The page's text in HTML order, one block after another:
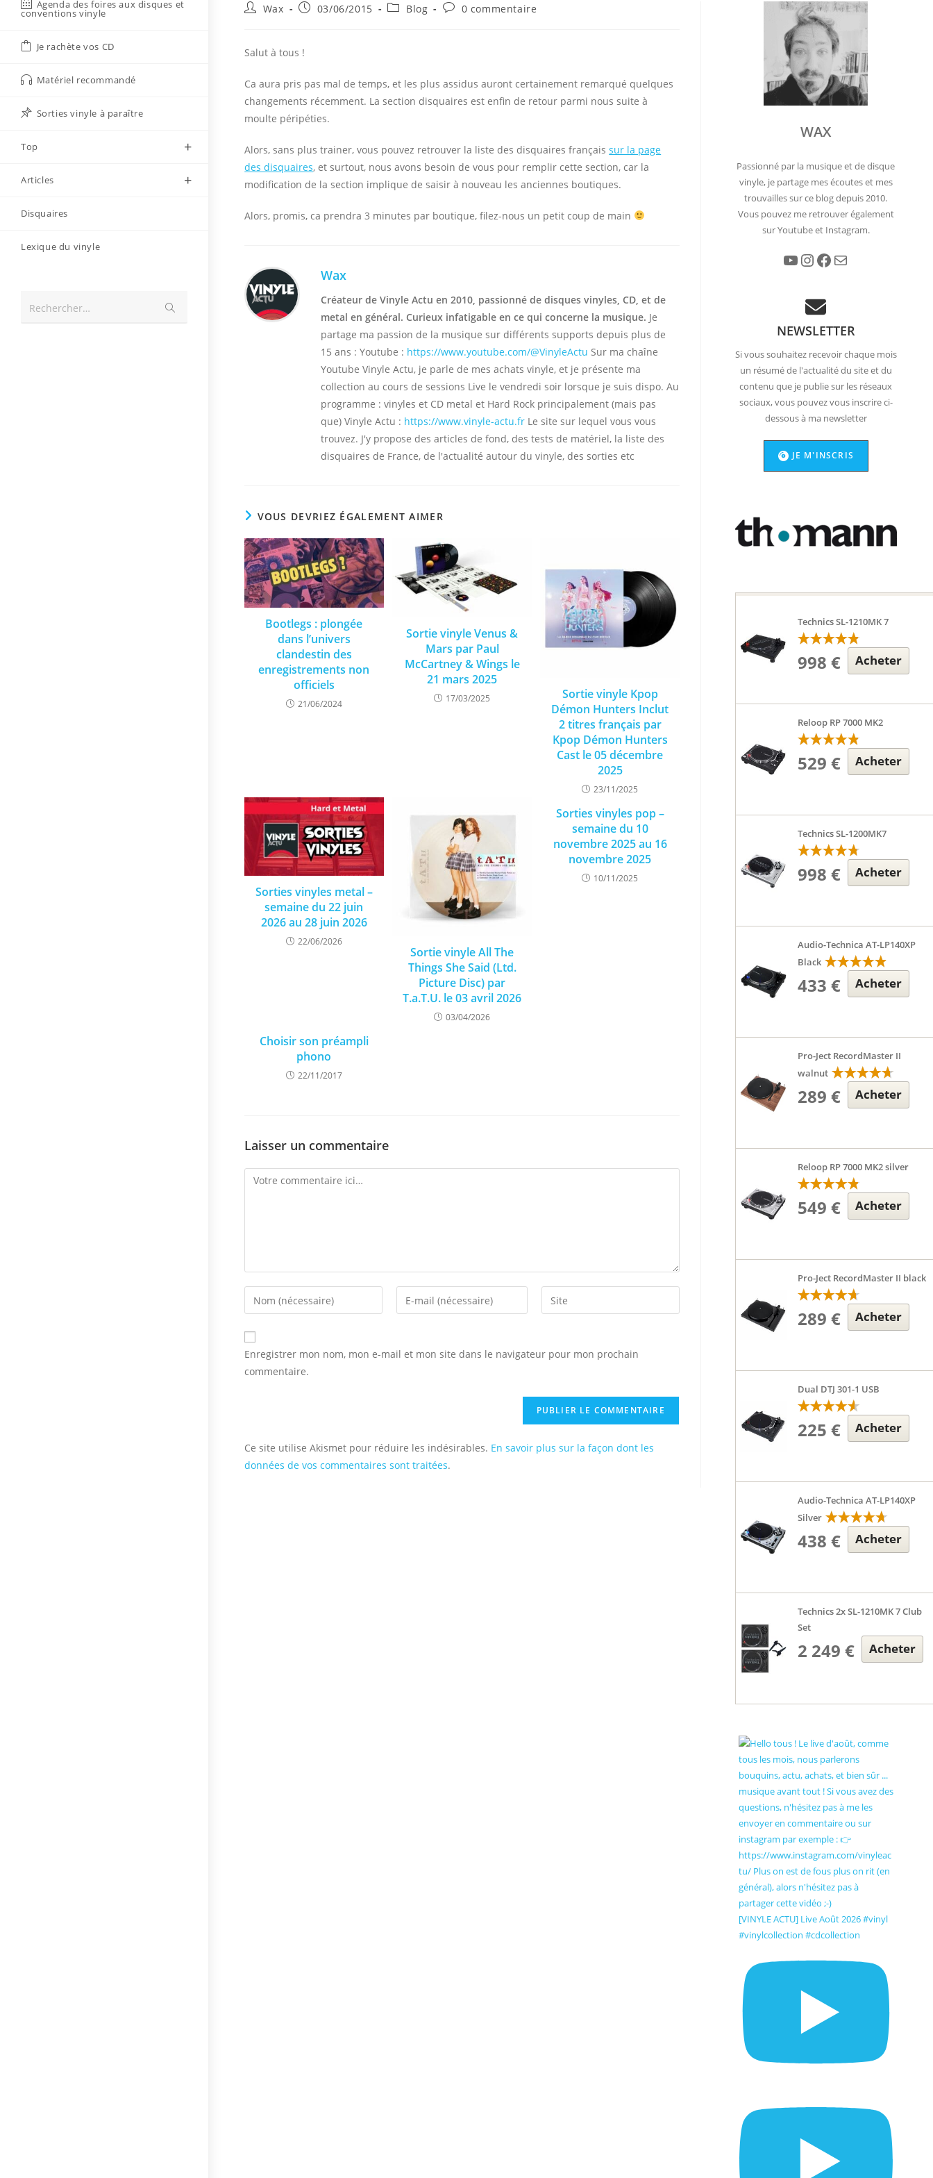
Agenda des foires aux disques et
conventions vinyle
Je rachète vos CD
Matériel recommandé
Sorties vinyle à paraître
Top
Articles
Disquaires
Lexique du vinyle
Rechercher…
la
Auteur/autrice
publication :
Wax
Publication
03/06/2015
PostBlog
Commentaires
0 commentaire
Salut à tous !
Ca aura pris pas mal de temps, et les plus assidus auront certainement remarqué quelques
changements récemment. La section disquaires est enfin de retour parmi nous suite à
moulte péripéties.
Alors, sans plus trainer, vous pouvez retrouver la liste des disquaires françaissur la page
des disquaires, et surtout, nous avons besoin de vous pour remplir cette section, car la
modification de la section implique de saisir à nouveau les anciennes boutiques.
Alors, promis, ca prendra 3 minutes par boutique, filez-nous un petit coup de main
Wax
Créateur de Vinyle Actu en 2010, passionné de disques vinyles, CD, et de
metal en général. Curieux infatigable en ce qui concerne la musique. Je
partage ma passion de la musique sur différents supports depuis plus de
15 ans : Youtube : https://www.youtube.com/@VinyleActu Sur ma chaîne
Youtube Vinyle Actu, je parle de mes achats vinyle, et je présente ma
collection au cours de sessions Live le vendredi soir lorsque je suis dispo. Au
programme : vinyles et CD metal et Hard Rock principalement (mais pas
que) Vinyle Actu : https://www.vinyle-actu.fr Le site sur lequel vous vous
trouvez. J'y propose des articles de fond, des tests de matériel, la liste des
disquaires de France, de l'actualité autour du vinyle, des sorties etc
VOUS DEVRIEZ ÉGALEMENT AIMER
Bootlegs : plongée
dans l’univers
clandestin des
enregistrements non
officiels
21/06/2024
Sortie vinyle Venus &
Mars par Paul
McCartney & Wings le
21 mars 2025
17/03/2025
Sortie vinyle Kpop
Démon Hunters Inclut
2 titres français par
Kpop Démon Hunters
Cast le 05 décembre
2025
23/11/2025
Sorties vinyles metal –
semaine du 22 juin
2026 au 28 juin 2026
22/06/2026
Sortie vinyle All The
Things She Said (Ltd.
Picture Disc) par
T.a.T.U. le 03 avril 2026
03/04/2026
Sorties vinyles pop –
semaine du 10
novembre 2025 au 16
novembre 2025
10/11/2025
Choisir son préampli
phono
22/11/2017
Laisser un commentaire
Comment
Enter
your
name
or
username
Enter
your
Saisir
l’URL
site
Enregistrer mon nom, mon e-mail et mon site dans le navigateur pour mon prochain
commentaire.
Ce site utilise Akismet pour réduire les indésirables. En savoir plus sur la façon dont les
données de vos commentaires sont traitées.
WAX
Passionné par la musique et de disque
vinyle, je partage mes écoutes et mes
trouvailles sur ce blog depuis 2010.
Vous pouvez me retrouver également
sur Youtube et Instagram.
YouTube Instagram Facebook E-mail
NEWSLETTER
Si vous souhaitez recevoir chaque mois
un résumé de l'actualité du site et du
contenu que je publie sur les réseaux
sociaux, vous pouvez vous inscrire ci-
dessous à ma newsletter
JE M'INSCRIS
Technics SL-1210MK 7
998 € Acheter
Reloop RP 7000 MK2
529 € Acheter
Technics SL-1200MK7
998 € Acheter
Audio-Technica AT-LP140XP
Black
433 € Acheter
Pro-Ject RecordMaster II
walnut
289 € Acheter
Reloop RP 7000 MK2 silver
549 € Acheter
Pro-Ject RecordMaster II black
289 € Acheter
Dual DTJ 301-1 USB
225 € Acheter
Audio-Technica AT-LP140XP
Silver
438 € Acheter
Technics 2x SL-1210MK 7 Club
Set
2 249 € Acheter
[VINYLE ACTU] Live Août 2026 #vinyl
#vinylcollection #cdcollection